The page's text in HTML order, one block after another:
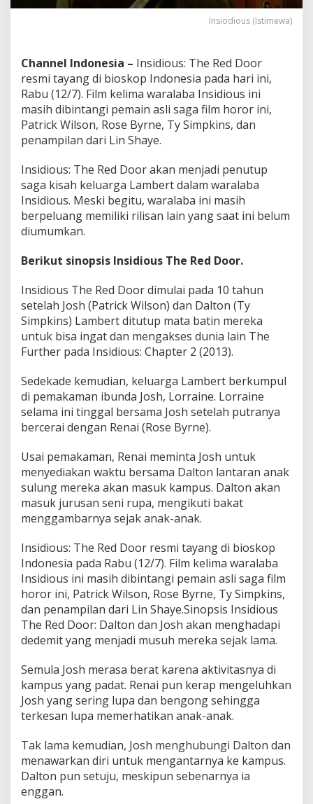
d
,
S
i
m
a
k
S
n
o
p
s
i
y
Insiodious (Istimewa)
Channel Indonesia – Insidious: The Red Door
resmi tayang di bioskop Indonesia pada hari ini,
Rabu (12/7). Film kelima waralaba Insidious ini
masih dibintangi pemain asli saga film horor ini,
Patrick Wilson, Rose Byrne, Ty Simpkins, dan
penampilan dari Lin Shaye.
Insidious: The Red Door akan menjadi penutup
saga kisah keluarga Lambert dalam waralaba
Insidious. Meski begitu, waralaba ini masih
berpeluang memiliki rilisan lain yang saat ini belum
diumumkan.
Berikut sinopsis Insidious The Red Door.
Insidious The Red Door dimulai pada 10 tahun
setelah Josh (Patrick Wilson) dan Dalton (Ty
Simpkins) Lambert ditutup mata batin mereka
untuk bisa ingat dan mengakses dunia lain The
Further pada Insidious: Chapter 2 (2013).
Sedekade kemudian, keluarga Lambert berkumpul
di pemakaman ibunda Josh, Lorraine. Lorraine
selama ini tinggal bersama Josh setelah putranya
bercerai dengan Renai (Rose Byrne).
Usai pemakaman, Renai meminta Josh untuk
menyediakan waktu bersama Dalton lantaran anak
sulung mereka akan masuk kampus. Dalton akan
masuk jurusan seni rupa, mengikuti bakat
menggambarnya sejak anak-anak.
Insidious: The Red Door resmi tayang di bioskop
Indonesia pada Rabu (12/7). Film kelima waralaba
Insidious ini masih dibintangi pemain asli saga film
horor ini, Patrick Wilson, Rose Byrne, Ty Simpkins,
dan penampilan dari Lin Shaye.Sinopsis Insidious
The Red Door: Dalton dan Josh akan menghadapi
dedemit yang menjadi musuh mereka sejak lama.
Semula Josh merasa berat karena aktivitasnya di
kampus yang padat. Renai pun kerap mengeluhkan
Josh yang sering lupa dan bengong sehingga
terkesan lupa memerhatikan anak-anak.
Tak lama kemudian, Josh menghubungi Dalton dan
menawarkan diri untuk mengantarnya ke kampus.
Dalton pun setuju, meskipun sebenarnya ia
enggan.